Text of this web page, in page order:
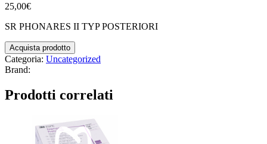
25,00€
SR PHONARES II TYP POSTERIORI
Acquista prodotto
Categoria: Uncategorized
Brand:
Prodotti correlati